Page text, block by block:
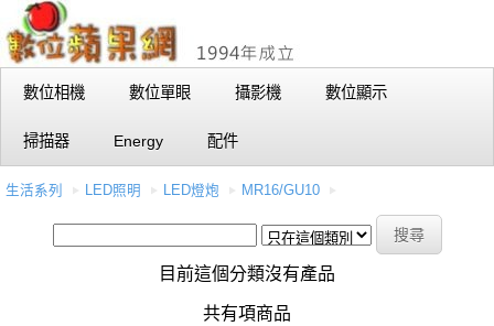
數位相機 數位單眼 攝影機 數位顯示
掃描器 Energy 配件
生活系列 LED照明 LED燈炮 MR16/GU10
目前這個分類沒有產品
共有項商品